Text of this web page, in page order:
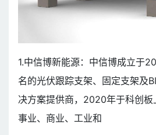
1.中信博新能源：中信博成立于
名的光伏跟踪支架、固定支架及
决方案提供商，2020年于科创
事业、商业、工业和